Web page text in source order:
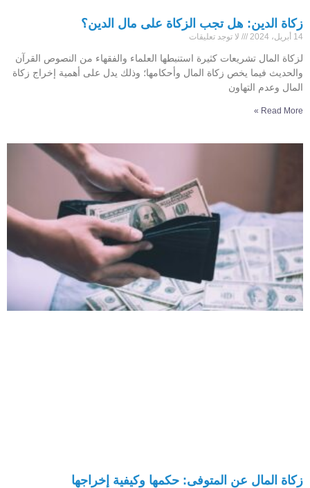
زكاة الدين: هل تجب الزكاة على مال الدين؟
14 أبريل، 2024 لا توجد تعليقات
لزكاة المال تشريعات كثيرة استنبطها العلماء والفقهاء من النصوص القرآن
والحديث فيما يخص زكاة المال وأحكامها؛ وذلك يدل على أهمية إخراج زكاة
المال وعدم التهاون
Read More »
زكاة المال عن المتوفى: حكمها وكيفية إخراجها